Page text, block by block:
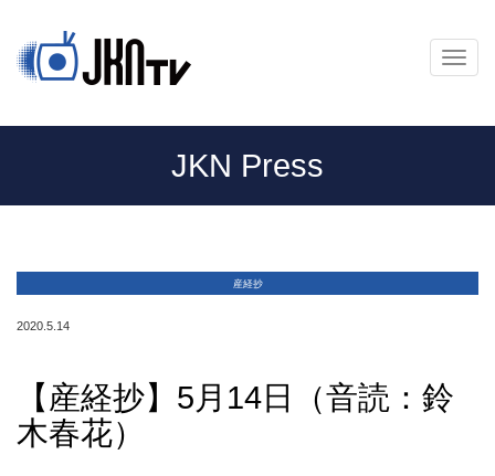
メ
ニ
ー
JKN Press
産経抄
2020.5.14
【産経抄】5月14日（音読：鈴
木春花）